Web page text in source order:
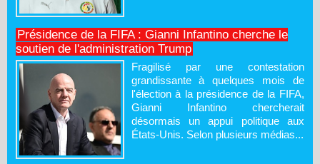
Présidence de la FIFA : Gianni Infantino cherche le
soutien de l'administration Trump
Fragilisé par une contestation
grandissante à quelques mois de
l'élection à la présidence de la FIFA,
Gianni Infantino chercherait
désormais un appui politique aux
États-Unis. Selon plusieurs médias...